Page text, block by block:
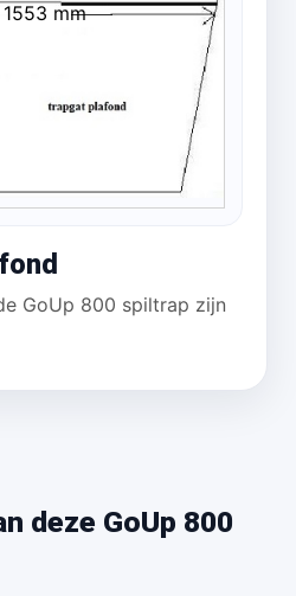
1553 mm
GoUp 800 spiltrap zijn
deze GoUp 800